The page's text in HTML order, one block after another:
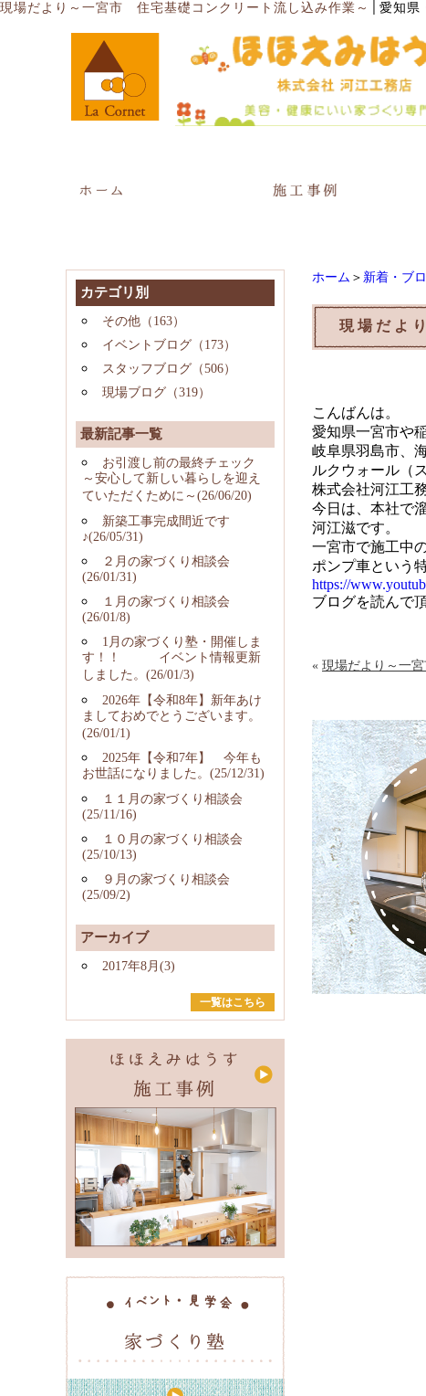
現場だより～一宮市 住宅基礎コンクリート流し込み作業～ 愛知県
ホーム ＞ 新着・ブ
現場だよ
こんばんは。
愛知県一宮市や
岐阜県羽島市、
ルクウォール（
株式会社河江工
今日は、本社で
河江滋です。
一宮市で施工中
ポンプ車という
https://
ブログを読んで
« 現場だより～一
カテゴリ別
その他（163）
イベントブログ（173）
スタッフブログ（506）
現場ブログ（319）
最新記事一覧
お引渡し前の最終チェック
～安心して新しい暮らしを迎え
ていただくために～(26/06/20)
新築工事完成間近です
♪(26/05/31)
２月の家づくり相談会
(26/01/31)
１月の家づくり相談会
(26/01/8)
1月の家づくり塾・開催しま
す！！ イベント情報更新
しました。(26/01/3)
2026年【令和8年】新年あけ
ましておめでとうございます。
(26/01/1)
2025年【令和7年】 今年も
お世話になりました。(25/12/31)
１１月の家づくり相談会
(25/11/16)
１０月の家づくり相談会
(25/10/13)
９月の家づくり相談会
(25/09/2)
アーカイブ
2017年8月(3)
一覧はこちら